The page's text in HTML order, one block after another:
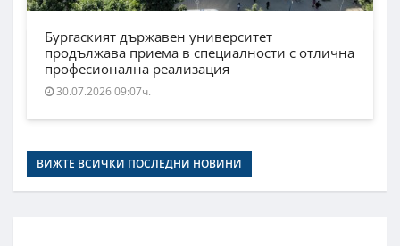
Бургаският държавен университет
продължава приема в специалности с отлична
професионална реализация
30.07.2026 09:07ч.
ВИЖТЕ ВСИЧКИ ПОСЛЕДНИ НОВИНИ